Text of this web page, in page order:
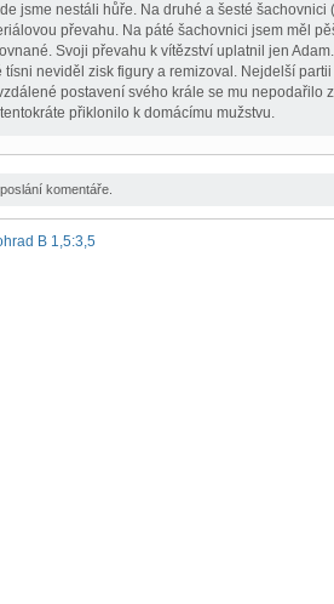
jsme nestáli hůře. Na druhé a šesté šachovnici
převahu. Na páté šachovnici jsem měl
Svoji převahu k vítězství uplatnil jen
tísni neviděl zisk figury a remizoval. Nejdelší
postavení svého krále se mu nepodařilo
přiklonilo k domácímu mužstvu.
komentáře.
B 1,5:3,5